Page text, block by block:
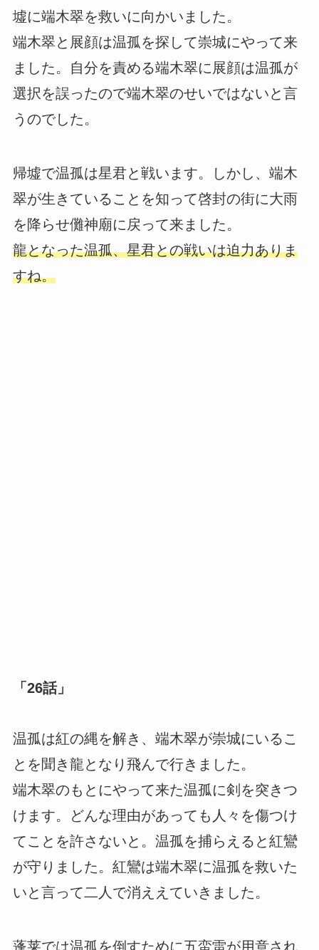
墟に端木翠を救いに向かいました。
端木翠と展顔は温孤を探して崇城にやって来
ました。自分を責める端木翠に展顔は温孤が
選択を誤ったので端木翠のせいではないと言
うのでした。
帰墟で温孤は星君と戦います。しかし、端木
翠が生きていることを知って啓封の街に大雨
を降らせ儺神廟に戻って来ました。
龍となった温孤、星君との戦いは迫力ありま
すね。
「26話」
温孤は紅の縄を解き、端木翠が崇城にいるこ
とを聞き龍となり飛んで行きました。
端木翠のもとにやって来た温孤に剣を突きつ
けます。どんな理由があっても人々を傷つけ
てことを許さないと。温孤を捕らえると紅鸞
が守りました。紅鸞は端木翠に温孤を救いた
いと言って二人で消ええていきました。
蓬莱では温孤を倒すために五蛮雷が用意され